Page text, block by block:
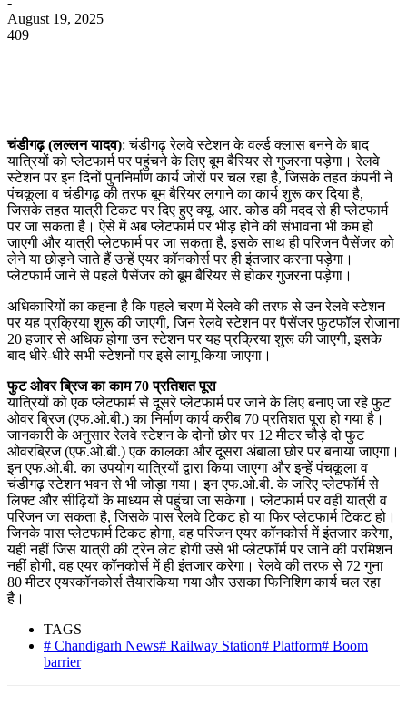
August 19, 2025
409
चंडीगढ़ (लल्लन यादव): चंडीगढ़ रेलवे स्टेशन के वर्ल्ड क्लास बनने के बाद
यात्रियों को प्लेटफार्म पर पहुंचने के लिए बूम बैरियर से गुजरना पड़ेगा। रेलवे
स्टेशन पर इन दिनों पुननिर्माण कार्य जोरों पर चल रहा है, जिसके तहत कंपनी ने
पंचकूला व चंडीगढ़ की तरफ बूम बैरियर लगाने का कार्य शुरू कर दिया है,
जिसके तहत यात्री टिकट पर दिए हुए क्यू. आर. कोड की मदद से ही प्लेटफार्म
पर जा सकता है। ऐसे में अब प्लेटफार्म पर भीड़ होने की संभावना भी कम हो
जाएगी और यात्री प्लेटफार्म पर जा सकता है, इसके साथ ही परिजन पैसेंजर को
लेने या छोड़ने जाते हैं उन्हें एयर कॉनकोर्स पर ही इंतजार करना पड़ेगा।
प्लेटफार्म जाने से पहले पैसेंजर को बूम बैरियर से होकर गुजरना पड़ेगा।
अधिकारियों का कहना है कि पहले चरण में रेलवे की तरफ से उन रेलवे स्टेशन
पर यह प्रक्रिया शुरू की जाएगी, जिन रेलवे स्टेशन पर पैसेंजर फुटफॉल रोजाना
20 हजार से अधिक होगा उन स्टेशन पर यह प्रक्रिया शुरू की जाएगी, इसके
बाद धीरे-धीरे सभी स्टेशनों पर इसे लागू किया जाएगा।
फुट ओवर ब्रिज का काम 70 प्रतिशत पूरा
यात्रियों को एक प्लेटफार्म से दूसरे प्लेटफार्म पर जाने के लिए बनाए जा रहे फुट
ओवर ब्रिज (एफ.ओ.बी.) का निर्माण कार्य करीब 70 प्रतिशत पूरा हो गया है।
जानकारी के अनुसार रेलवे स्टेशन के दोनों छोर पर 12 मीटर चौड़े दो फुट
ओवरब्रिज (एफ.ओ.बी.) एक कालका और दूसरा अंबाला छोर पर बनाया जाएगा।
इन एफ.ओ.बी. का उपयोग यात्रियों द्वारा किया जाएगा और इन्हें पंचकूला व
चंडीगढ़ स्टेशन भवन से भी जोड़ा गया। इन एफ.ओ.बी. के जरिए प्लेटफॉर्म से
लिफ्ट और सीढ़ियों के माध्यम से पहुंचा जा सकेगा। प्लेटफार्म पर वही यात्री व
परिजन जा सकता है, जिसके पास रेलवे टिकट हो या फिर प्लेटफार्म टिकट हो।
जिनके पास प्लेटफार्म टिकट होगा, वह परिजन एयर कॉनकोर्स में इंतजार करेगा,
यही नहीं जिस यात्री की ट्रेन लेट होगी उसे भी प्लेटफॉर्म पर जाने की परमिशन
नहीं होगी, वह एयर कॉनकोर्स में ही इंतजार करेगा। रेलवे की तरफ से 72 गुना
80 मीटर एयरकॉनकोर्स तैयारकिया गया और उसका फिनिशिग कार्य चल रहा
है।
TAGS
# Chandigarh News# Railway Station# Platform# Boom
barrier